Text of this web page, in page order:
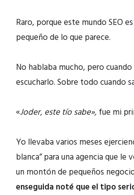
Raro, porque este mundo SEO
pequeño de lo que parece.
No hablaba mucho, pero
escucharlo. Sobre todo cuando
«Joder, este tío sabe»,fue mi
Yo llevaba varios meses
blanca” para una agencia que le
un montón de pequeños
enseguida noté que el tipo